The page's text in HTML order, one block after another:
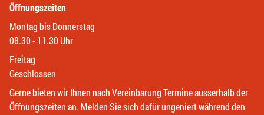
Öffnungszeiten
Montag bis Donnerstag
08.30 - 11.30 Uhr
Freitag
Geschlossen
Gerne bieten wir Ihnen nach Vereinbarung Termine ausserhalb der
Öffnungszeiten an. Melden Sie sich dafür ungeniert während den